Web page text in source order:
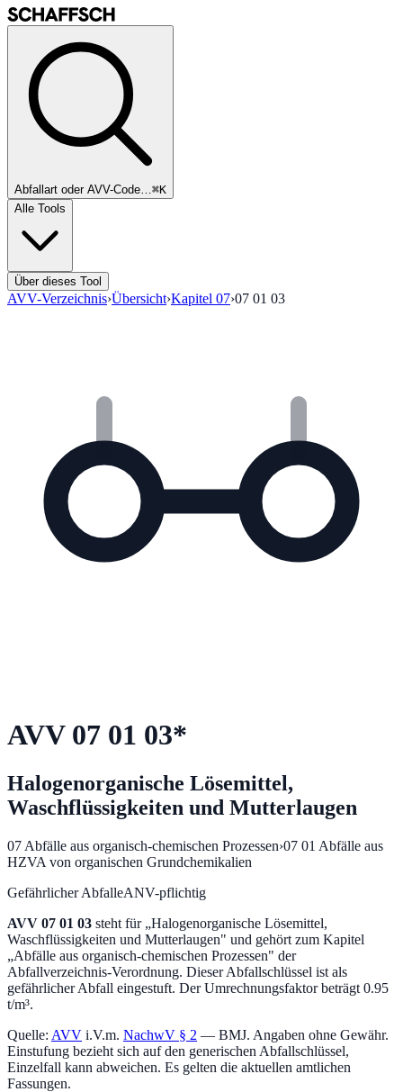
Abfallart oder AVV-Code…⌘K
Alle Tools
Über dieses Tool
AVV-Verzeichnis›Übersicht›Kapitel 07›07 01 03
AVV 07 01 03*
Halogenorganische Lösemittel,
Waschflüssigkeiten und Mutterlaugen
07 Abfälle aus organisch-chemischen Prozessen›07 01 Abfälle aus
HZVA von organischen Grundchemikalien
Gefährlicher AbfalleANV-pflichtig
AVV 07 01 03 steht für „Halogenorganische Lösemittel,
Waschflüssigkeiten und Mutterlaugen" und gehört zum Kapitel
„Abfälle aus organisch-chemischen Prozessen" der
Abfallverzeichnis-Verordnung. Dieser Abfallschlüssel ist als
gefährlicher Abfall eingestuft. Der Umrechnungsfaktor beträgt 0.95
t/m³.
Quelle: AVV i.V.m. NachwV § 2 — BMJ. Angaben ohne Gewähr.
Einstufung bezieht sich auf den generischen Abfallschlüssel,
Einzelfall kann abweichen. Es gelten die aktuellen amtlichen
Fassungen.